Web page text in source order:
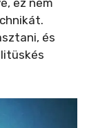
és